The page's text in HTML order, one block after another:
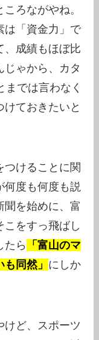
ろながやね。
は「資金力」で
、成績もほぼ比
ゃから、カタ
までは言わなく
ておきたいと
つけることに関
何度も何度も説
聞を始めに、富
こをすっ飛ばし
たら
「富山のマ
同然」 にしか
けど、スポーツ